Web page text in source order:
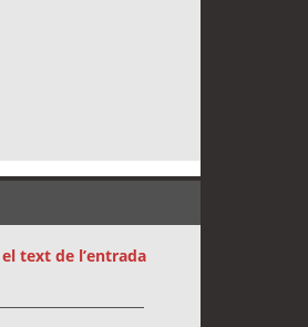
text de l’entrada